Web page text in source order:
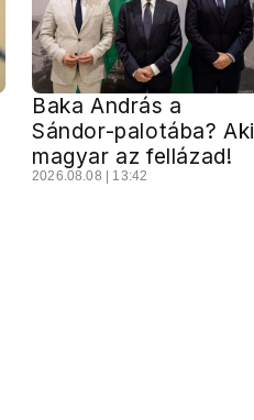
Baka András a
Sándor-palotába? Aki
magyar az fellázad!
2026.08.08 | 13:42